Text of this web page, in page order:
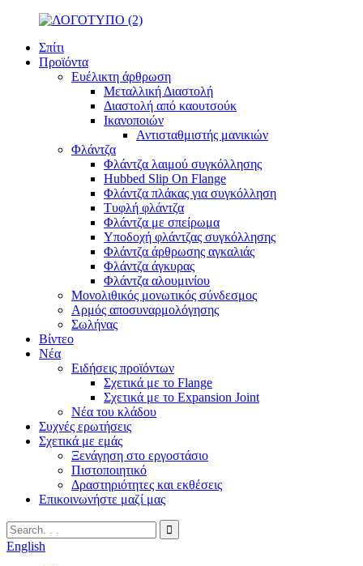
Σπίτι
Προϊόντα
Ευέλικτη άρθρωση
Μεταλλική Διαστολή
Διαστολή από καουτσούκ
Ικανοποιών
Αντισταθμιστής μανικιών
Φλάντζα
Φλάντζα λαιμού συγκόλλησης
Hubbed Slip On Flange
Φλάντζα πλάκας για συγκόλληση
Τυφλή φλάντζα
Φλάντζα με σπείρωμα
Υποδοχή φλάντζας συγκόλλησης
Φλάντζα άρθρωσης αγκαλιάς
Φλάντζα άγκυρας
Φλάντζα αλουμινίου
Μονολιθικός μονωτικός σύνδεσμος
Αρμός αποσυναρμολόγησης
Σωλήνας
Βίντεο
Νέα
Ειδήσεις προϊόντων
Σχετικά με το Flange
Σχετικά με το Expansion Joint
Νέα του κλάδου
Συχνές ερωτήσεις
Σχετικά με εμάς
Ξενάγηση στο εργοστάσιο
Πιστοποιητικό
Δραστηριότητες και εκθέσεις
Επικοινωνήστε μαζί μας
English